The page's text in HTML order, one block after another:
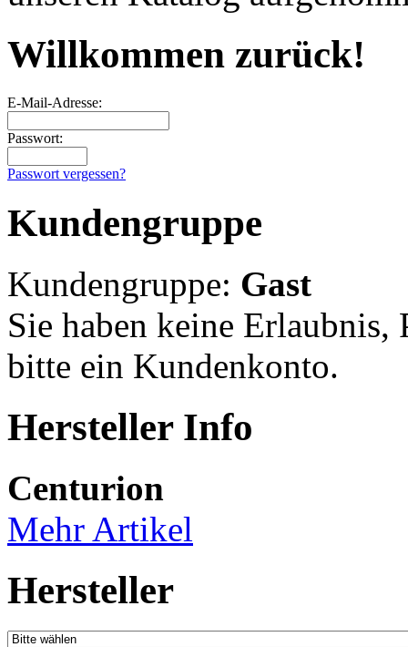
Willkommen zurück!
E-Mail-Adresse:
Passwort:
Passwort vergessen?
Kundengruppe
Kundengruppe: Gast
Sie haben keine Erlaubnis,
bitte ein Kundenkonto.
Hersteller Info
Centurion
Mehr Artikel
Hersteller